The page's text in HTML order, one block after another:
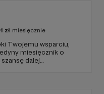
zł miesięcznie
Twojemu wsparciu,
miesięcznik o
dalej